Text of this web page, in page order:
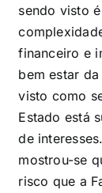
sendo visto
financeiro e
bem estar
visto como
Estado está
de
mostrou-se
risco que a